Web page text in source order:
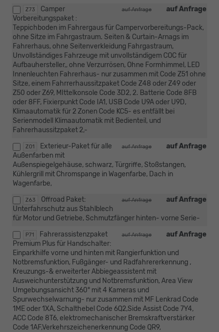
Z73 auf Anfrage
auf Anfrage
Camper
Vorbereitungspaket :
Teppichboden im Fahrergaus für Campervorbereitungs-Pack,
ohne Sitze im Fahrgastraum. Seiten & Curtain-Arnags im
Fahrerhaus, ohne Seitenverkleidung Fahrgastraum,
Unvollständiges Fahrzeuge mit unvollständigem COC für
Aufbauhersteller,, ohne Verzurrösen, Ohne Formhimmel, LED
Innenleuchten Fahrerhaus- nur zusammen mit Code Z51 ohne
Sitze, einem Fahrrerhaussitzpaket Code Z48 oder Z49 oder
Z50 oder Z69, MIttelkonsole Code 3D2, 2. Batterie Code 8FB
oder 8FF, Fixierpunkt Code IA1, USB Code U9A oder U9D,
Klimaautomatik für 2 Zonen Code KC5- es entfällt bei
Serienmodell Klimaautomatik mit Bedienteil, und
Fahrerhaussitzpaket 2,-
Z01 auf Anfrage
auf Anfrage
Exterieur-Paket für alle
Außenfarben mit
Außenspiegelgehäuse, schwarz, Türgriffe, Stoßstangen,
Kühlergrill mit Chromspange in Wagenfarbe, Dach in
Wagenfarbe,
Z63 auf Anfrage
auf Anfrage
Offroad Paket:
Unterfahrschutz aus Stahlblech
für Motor und Getriebe, Schmutzfänger hinten- vorne Serie-
P71 auf Anfrage
auf Anfrage
Fahrerassistenzpaket
Premium Plus für Handschalter:
Einparkhilfe vorne und hinten mit Rangierfunktion und
Notbremsfunktion, Fußgänger- und Radfahrererkennung ,
Kreuzungs-& erweiterter Abbiegeassistent mit
Ausweichunterstützung und Notbremsfunktion, Area View
Umgebungsansicht 360° mit 4 Kameras und
Spurwechselwarnung- nur zusammen mit MF Lenkrad Code
1ME oder 1XA, Schalthebel Code 6Q2,Side Assist Code 7Y4,
ACC Code 8T6, elektromechanischer Bremskraftverstärker
Code 1AF,Verkehrszeichenerkennung Code QR9,